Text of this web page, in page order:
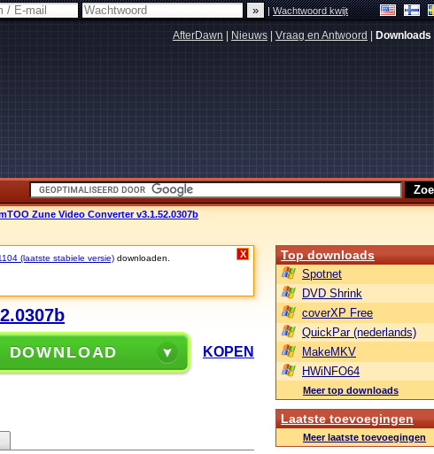
|Wachtwoord kwijt
AfterDawn Nieuws Vraag en Antwoord Downloads
Zune Video Converter v3.1.52.0307b
(laatste stabiele versie) downloaden. X
DOWNLOAD KOPEN
Top downloads
Spotnet
DVD Shrink
coverXP Free
QuickPar (nederlands)
MakeMKV
HWiNFO64
Meer top downloads
Laatste toevoegingen
Meer laatste toevoegingen